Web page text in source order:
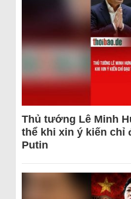
Thủ tướng Lê Minh
thể khi xin ý kiến chỉ
Putin